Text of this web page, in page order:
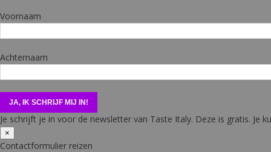
Voornaam
Achternaam
Je schrijft je in voor de newsletter van Taste Italy. Deze is gratis. Je
×
Contactformulier reizen